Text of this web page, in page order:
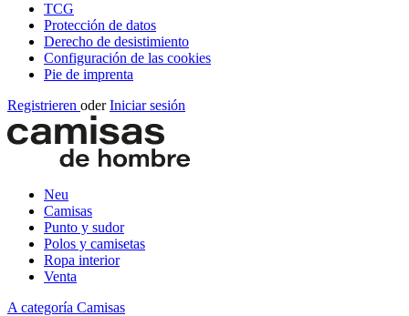
TCG
Protección de datos
Derecho de desistimiento
Configuración de las cookies
Pie de imprenta
Registrieren oder Iniciar sesión
Neu
Camisas
Punto y sudor
Polos y camisetas
Ropa interior
Venta
A categoría Camisas